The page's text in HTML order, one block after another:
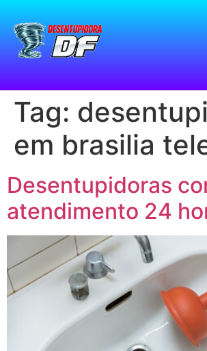
Tag:
em brasilia
Desentupidoras
atendimento 24